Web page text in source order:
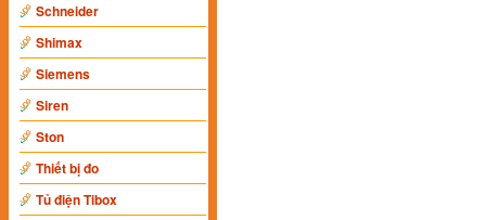
Schneider
Shimax
Siemens
Siren
Ston
Thiết bị đo
Tủ điện Tibox